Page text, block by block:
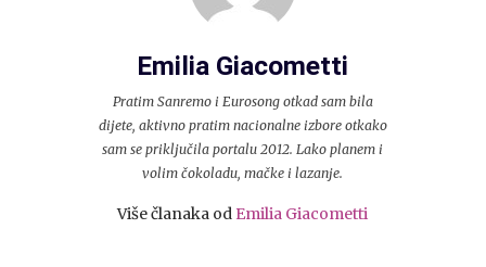
Emilia Giacometti
Pratim Sanremo i Eurosong otkad sam bila
dijete, aktivno pratim nacionalne izbore otkako
sam se priključila portalu 2012. Lako planem i
volim čokoladu, mačke i lazanje.
Više članaka od Emilia Giacometti